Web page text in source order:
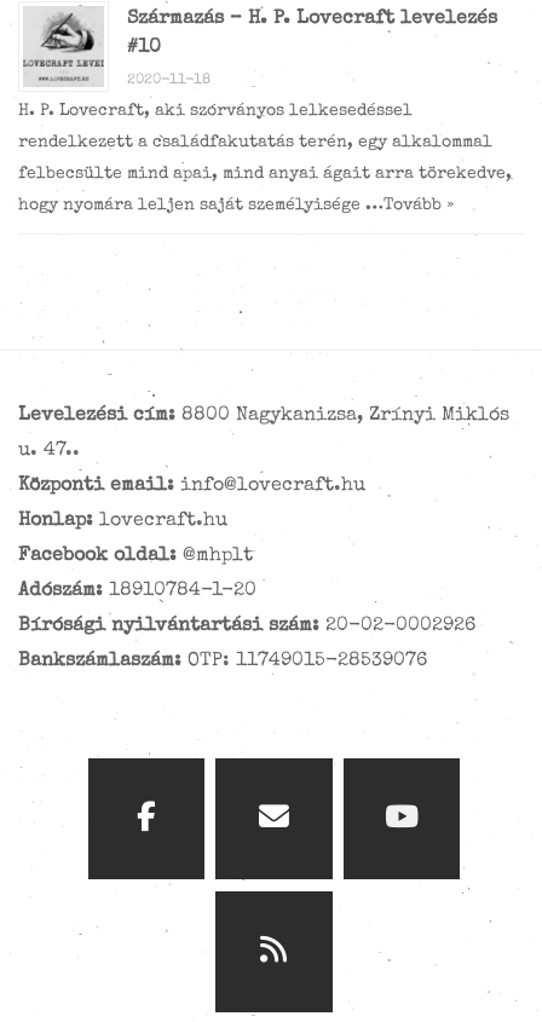
Származás – H. P. Lovecraft levelezés
#10
2020-11-18
H. P. Lovecraft, aki szórványos lelkesedéssel
rendelkezett a családfakutatás terén, egy alkalommal
felbecsülte mind apai, mind anyai ágait arra törekedve,
hogy nyomára leljen saját személyisége …Tovább »
Levelezési cím: 8800 Nagykanizsa, Zrínyi Miklós
u. 47..
Központi email: info@lovecraft.hu
Honlap: lovecraft.hu
Facebook oldal: @mhplt
Adószám: 18910784-1-20
Bírósági nyilvántartási szám: 20-02-0002926
Bankszámlaszám: OTP: 11749015-28539076